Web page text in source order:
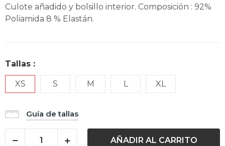
Culote añadido y bolsillo interior. Composición : 92%
Poliamida 8 % Elastán.
Tallas :
XS S M L XL
Guía de tallas
AÑADIR AL CARRITO